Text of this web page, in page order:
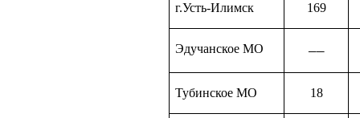
г.Усть-Илимск 169
Эдучанское МО ––
Тубинское МО 18